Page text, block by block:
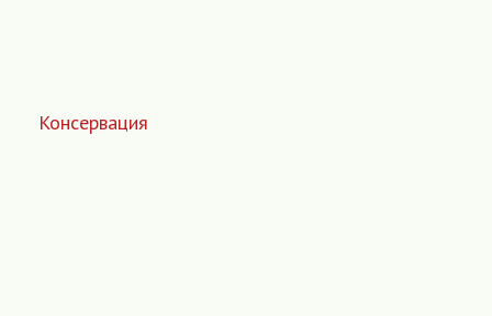
Консервация